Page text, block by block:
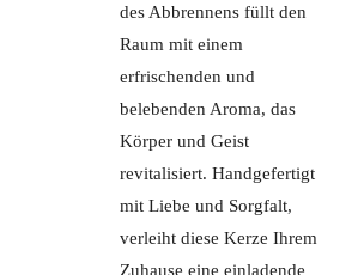
des Abbrennens füllt den
Raum mit einem
erfrischenden und
belebenden Aroma, das
Körper und Geist
revitalisiert. Handgefertigt
mit Liebe und Sorgfalt,
verleiht diese Kerze Ihrem
Zuhause eine einladende